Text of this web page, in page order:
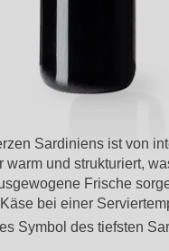
Sardiniens ist von
warm und strukturiert,
Frische
bei einer
Symbol des tiefsten